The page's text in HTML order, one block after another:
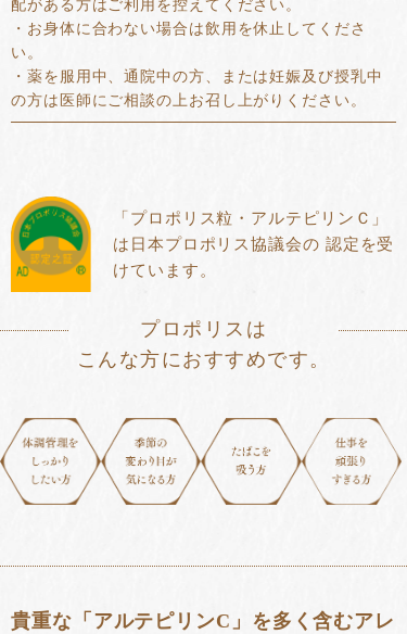
配がある方はご利用を控えてください。
・お身体に合わない場合は飲用を休止してくださ
い。
・薬を服用中、通院中の方、または妊娠及び授乳中
の方は医師にご相談の上お召し上がりください。
「プロポリス粒・アルテピリンＣ」
は日本プロポリス協議会の 認定を受
けています。
プロポリスは
こんな方におすすめです。
貴重な「アルテピリンC」を多く含むアレ